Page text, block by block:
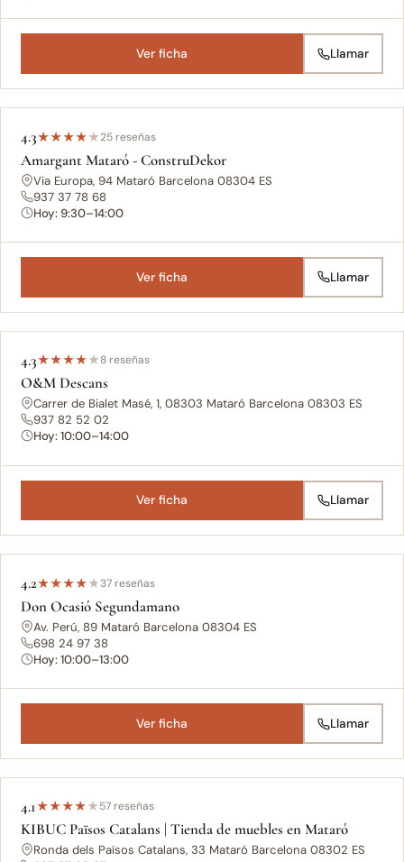
Ver ficha Llamar
4.3★★★★★25 reseñas
Amargant Mataró - ConstruDekor
Via Europa, 94 Mataró Barcelona 08304 ES
937 37 78 68
Hoy: 9:30–14:00
Ver ficha Llamar
4.3★★★★★8 reseñas
O&M Descans
Carrer de Bialet Masé, 1, 08303 Mataró Barcelona 08303 ES
937 82 52 02
Hoy: 10:00–14:00
Ver ficha Llamar
4.2★★★★★37 reseñas
Don Ocasió Segundamano
Av. Perú, 89 Mataró Barcelona 08304 ES
698 24 97 38
Hoy: 10:00–13:00
Ver ficha Llamar
4.1★★★★★57 reseñas
KIBUC Països Catalans | Tienda de muebles en Mataró
Ronda dels Països Catalans, 33 Mataró Barcelona 08302 ES